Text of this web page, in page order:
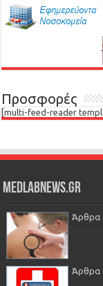
Προσφορές
[multi-feed-reader
Medlabnews.gr
Άρθρα
Άρθρα